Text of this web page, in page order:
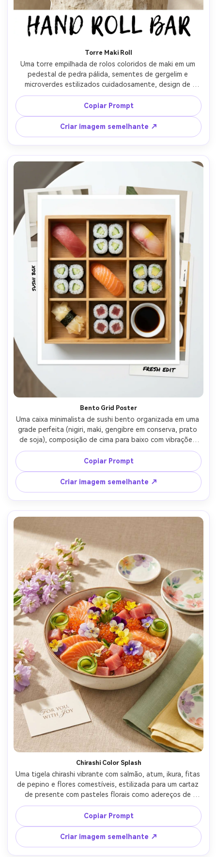
Torre Maki Roll
Uma torre empilhada de rolos coloridos de maki em um
pedestal de pedra pálida, sementes de gergelim e
microverdes estilizados cuidadosamente, design de
pôster com margem limpa e espaço para tipografia com
letras à mão, fundo neutro quente, luz difusa da janela,
Canon EOS R5 50mm f/1.4, ângulo ligeiramente baixo,
humor brincalhão mas premium, detalhe fotorealista da
comida, bordas nítidas, sombras naturais, alta resolução,
foco nítido-AR 4:5
Copiar Prompt
Criar imagem semelhante ↗
Bento Grid Poster
Uma caixa minimalista de sushi bento organizada em uma
grade perfeita (nigiri, maki, gengibre em conserva, prato
de soja), composição de cima para baixo com vibrações
de capa de foto-colagem e borda clara, mesa branca
brilhante, enchimento suave de luz do dia, Nikon Z7 II
35mm f/2.0, moldura plana, humor moderno limpo,
texturas realistas, sombras naturais, qualidade editorial,
alta resolução, foco nítido-AR 4:5
Copiar Prompt
Criar imagem semelhante ↗
Chirashi Color Splash
Uma tigela chirashi vibrante com salmão, atum, ikura, fitas
de pepino e flores comestíveis, estilizada para um cartaz
de presente com pasteles florais como adereços de
sotaque sutil, fundo de linho texturizado, luz lateral
suave, Fujifilm GFX100S 80mm f/1.7, ângulo de três
quartos, humor alegre, detalhe fotorealista, sombras
naturais, alta resolução, foco nítido, classificação de
cores de bom gosto-AR 4:5
Copiar Prompt
Criar imagem semelhante ↗